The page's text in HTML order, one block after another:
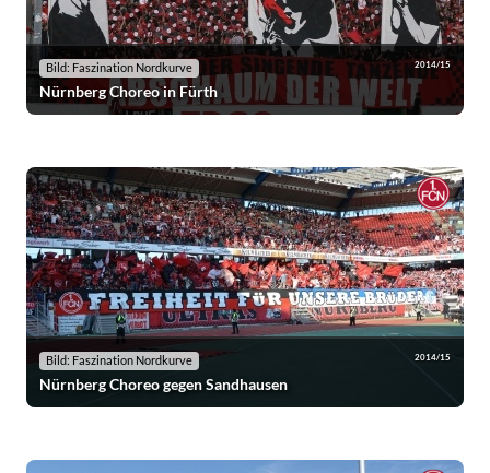
Bild: Faszination Nordkurve 2014/15
Nürnberg Choreo in Fürth
Bild: Faszination Nordkurve 2014/15
Nürnberg Choreo gegen Sandhausen